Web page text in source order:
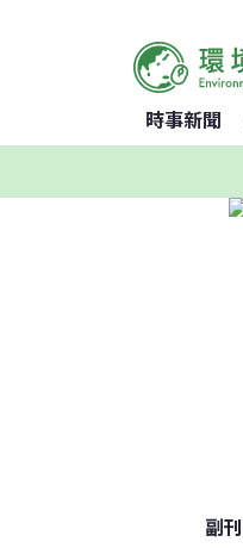
時事新聞
副刊